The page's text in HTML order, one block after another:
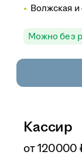
Волжская и
Можно без
Кассир
от120 000